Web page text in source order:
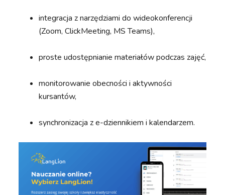
integracja z narzędziami do wideokonferencji
(Zoom, ClickMeeting, MS Teams),
proste udostępnianie materiałów podczas zajęć,
monitorowanie obecności i aktywności
kursantów,
synchronizacja z e-dziennikiem i kalendarzem.